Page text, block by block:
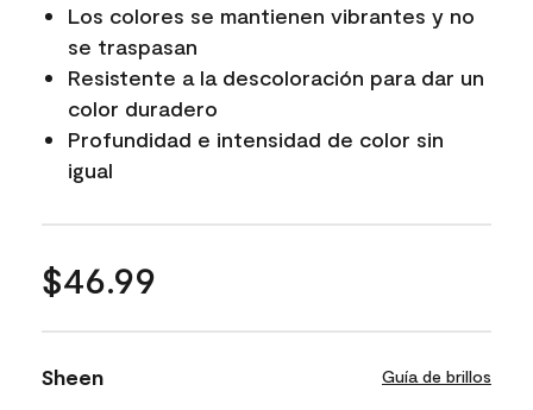
Los colores se mantienen vibrantes y no
se traspasan
Resistente a la descoloración para dar un
color duradero
Profundidad e intensidad de color sin
igual
$46.99
Sheen Guía de brillos